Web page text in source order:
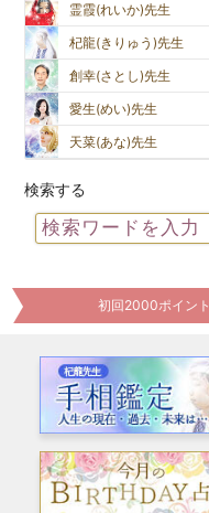
霊霞(れいか)先生
杞龍(きりゅう)先生
創幸(さとし)先生
愛生(めい)先生
天菜(あな)先生
検索する
初回2000ポイン